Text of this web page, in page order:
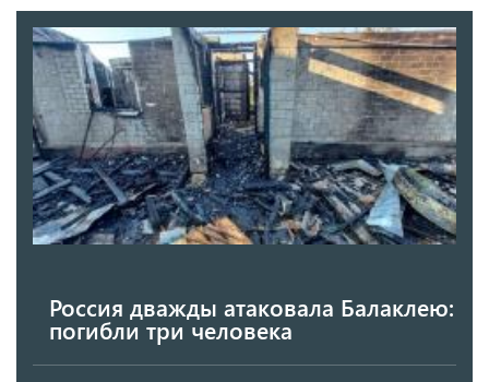
Россия дважды атаковала Балаклею:
погибли три человека